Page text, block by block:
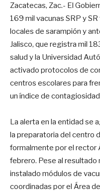
Zacatecas, Zac.- El
169 mil vacunas SRP y
locales de sarampión y
Jalisco, que registra mil
salud y la Universidad
activado protocolos de
centros escolares para
un índice de
La alerta en la entidad se
la preparatoria del centro
formalmente por el rector
febrero. Pese al resultado
instalado módulos de
coordinadas por el Área